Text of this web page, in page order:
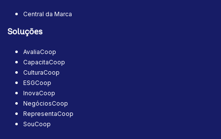
Central da Marca
Soluções
AvaliaCoop
CapacitaCoop
CulturaCoop
ESGCoop
InovaCoop
NegóciosCoop
RepresentaCoop
SouCoop